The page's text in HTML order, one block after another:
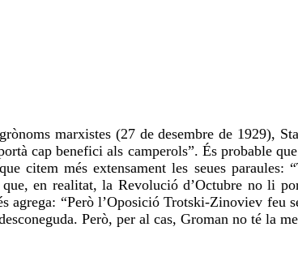
marxistes (27 de desembre de 1929),
cap benefici als camperols”. És probable
citem més extensament les seues
en realitat, la Revolució d’Octubre no li
agrega: “Però l’Oposició Trotski-Zinoviev feu
Però, per al cas, Groman no té la